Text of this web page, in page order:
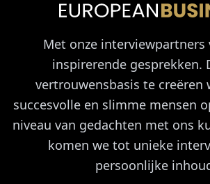
Met onze interviewpartners
inspirerende gesprekken.
vertrouwensbasis te creëren
succesvolle en slimme mensen
niveau van gedachten met ons
komen we tot unieke
persoonlijke